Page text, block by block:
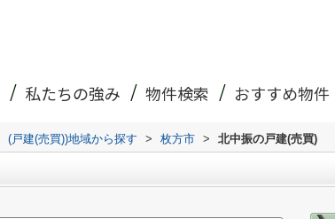
私たちの強み 物件検索 おすすめ物件
(戸建(売買))地域から探す > 枚方市 > 北中振の戸建(売買)